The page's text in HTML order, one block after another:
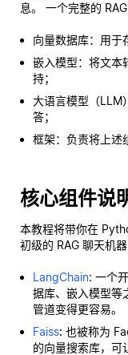
息。 一个完整的
向量数据库：用于
嵌入模型：将文本
持；
大语言模型（LLM
答；
框架：负责将上述
核心组件说
本教程将带你在
初级的 RAG 聊天机器
LangChain: 一个
据库、嵌入模型等
管道变得更容易。
Faiss: 也被称为
的向量搜索库，可